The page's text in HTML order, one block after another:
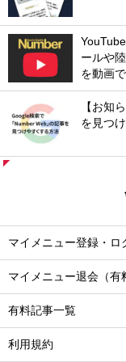
ールや
を動画で
【お知
を見つ
マイメニュー登録・ロ
マイメニュー退会（有
有料記事一覧
利用規約